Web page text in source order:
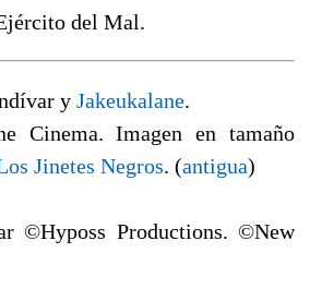
del Mal.
y Jakeukalane.
Cinema. Imagen en tamaño
Jinetes Negros. (antigua)
©Hyposs Productions. ©New